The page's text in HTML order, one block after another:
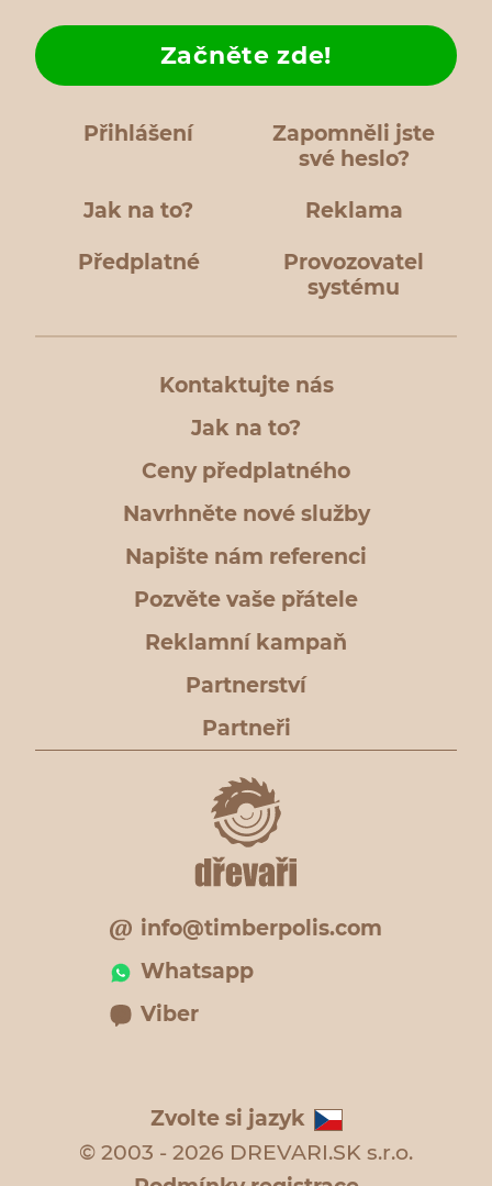
Přihlášení
Zapomněli jste
své heslo?
Jak na to?
Začněte zde!
Reklama
Předplatné
Provozovatel
systému
Kontaktujte nás
Jak na to?
Ceny předplatného
Navrhněte nové služby
Napište nám referenci
Pozvěte vaše přátele
Reklamní kampaň
Partnerství
Partneři
info@timberpolis.com
Whatsapp
Viber
Zvolte si jazyk
© 2003 - 2026 DREVARI.SK s.r.o.